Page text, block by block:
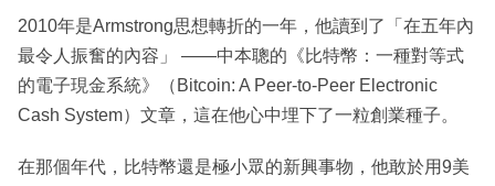
2010年是Armstrong思想轉折的一年，他讀到了「在五年內
最令人振奮的內容」 ——中本聰的《比特幣：一種對等式
的電子現金系統》（Bitcoin: A Peer-to-Peer Electronic
Cash System）文章，這在他心中埋下了一粒創業種子。
在那個年代，比特幣還是極小眾的新興事物，他敢於用9美